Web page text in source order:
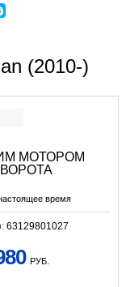
(2010-)
МОТОРОМ
время
63129801027
РУБ.